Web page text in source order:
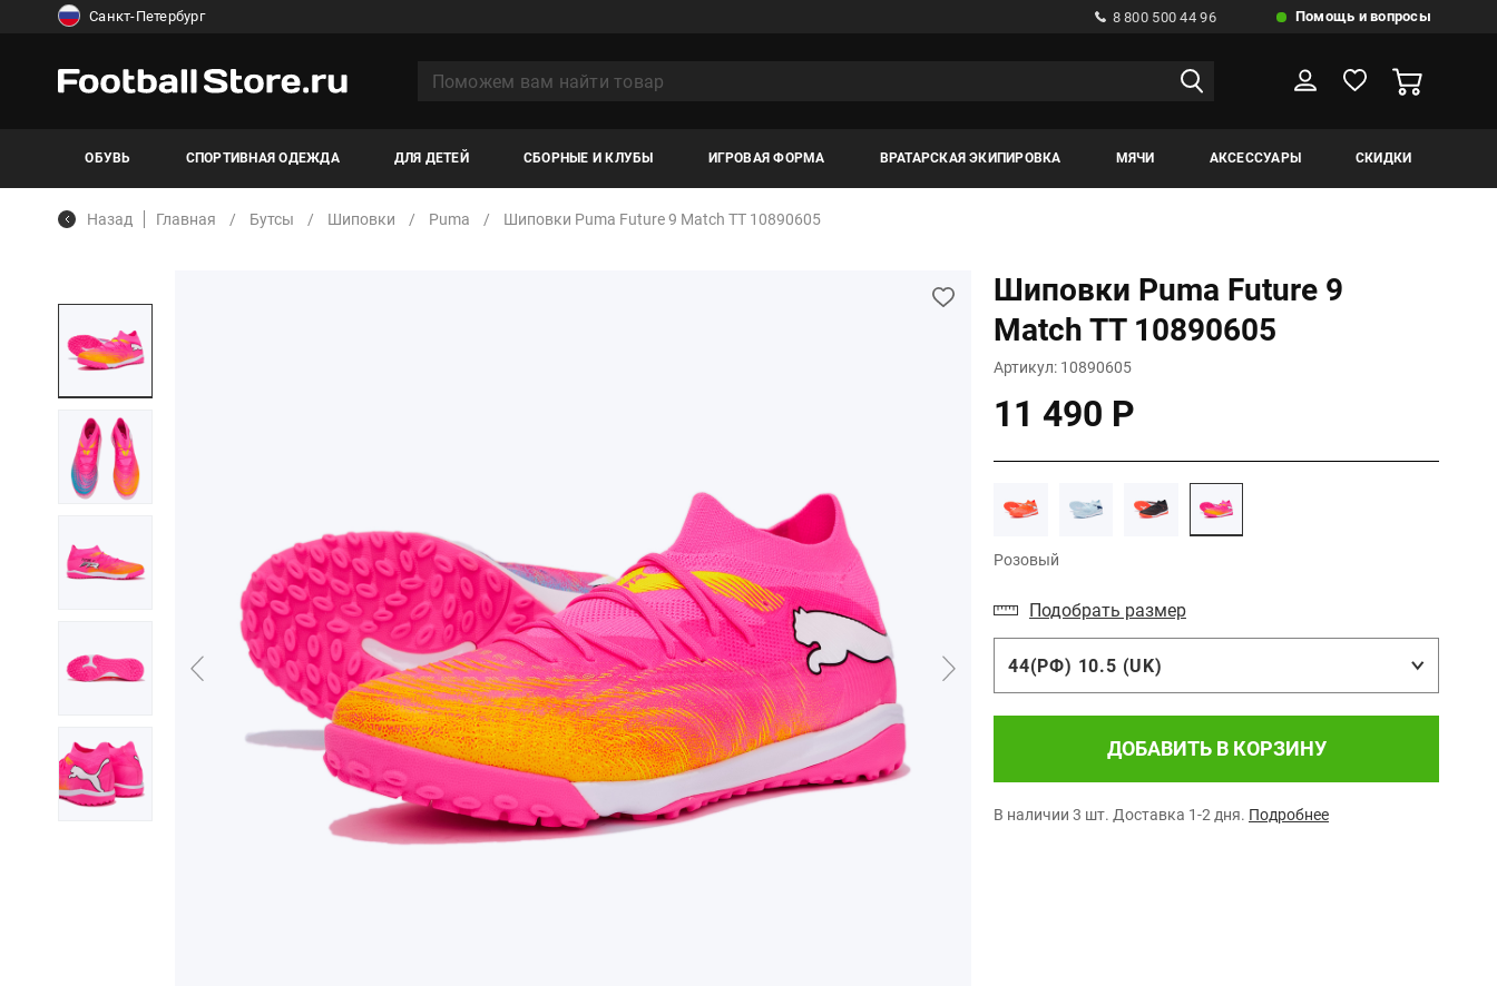
Санкт-Петербург 8 800 500 44 96 Помощь и вопросы
ОБУВЬ СПОРТИВНАЯ ОДЕЖДА ДЛЯ ДЕТЕЙ СБОРНЫЕ И КЛУБЫ ИГРОВАЯ ФОРМА ВРАТАРСКАЯ ЭКИПИРОВКА МЯЧИ АКСЕССУАРЫ СКИДКИ
Назад Главная Бутсы Шиповки Puma Шиповки Puma Future 9 Match TT 10890605
Шиповки Puma Future 9
Match TT 10890605
Артикул: 10890605
11 490 Р
Розовый
Подобрать размер
44(РФ) 10.5 (UK)
ДОБАВИТЬ В КОРЗИНУ
В наличии 3 шт. Доставка 1-2 дня. Подробнее